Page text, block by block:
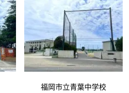
福岡市立青葉中学校